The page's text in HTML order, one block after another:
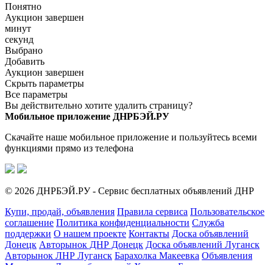
Понятно
Аукцион завершен
минут
секунд
Выбрано
Добавить
Аукцион завершен
Скрыть параметры
Все параметры
Вы действительно хотите удалить страницу?
Мобильное приложение ДНРБЭЙ.РУ
Скачайте наше мобильное приложение и пользуйтесь всеми
функциями прямо из телефона
© 2026 ДНРБЭЙ.РУ - Сервис бесплатных объявлений ДНР
Купи, продай, объявления Правила сервиса Пользовательское
соглашение Политика конфиденциальности Служба
поддержки О нашем проекте Контакты Доска объявлений
Донецк Авторынок ДНР Донецк Доска объявлений Луганск
Авторынок ЛНР Луганск Барахолка Макеевка Объявления